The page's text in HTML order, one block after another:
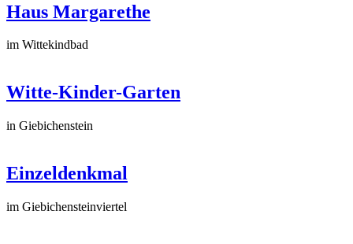
Haus Margarethe
im Wittekindbad
Witte-Kinder-Garten
in Giebichenstein
Einzeldenkmal
im Giebichensteinviertel